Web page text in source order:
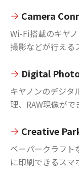
Camera
Wi-Fi搭載のキヤ
撮影などが行える
Digital
キヤノンのデジタ
理、RAW現像がで
Creative
ペーパークラフト
に印刷できるスマ